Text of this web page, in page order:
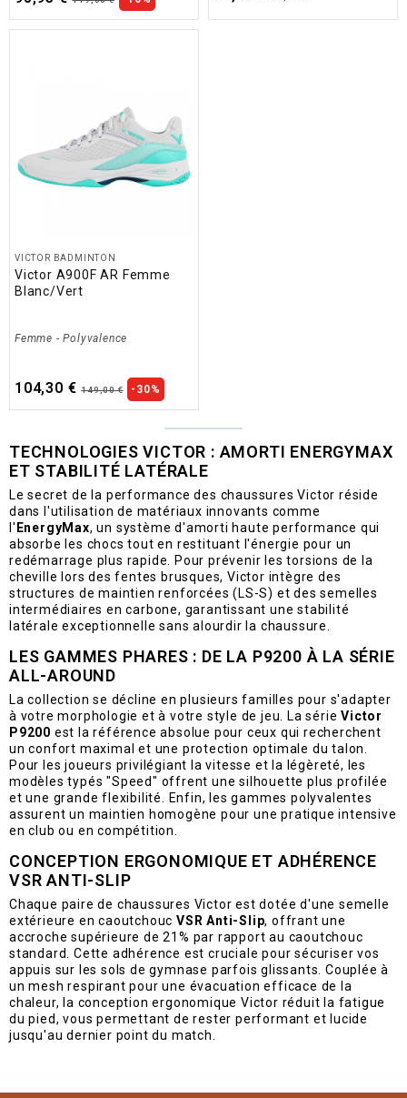
VICTOR BADMINTON
Victor A900F AR Femme
Blanc/Vert
Femme -Polyvalence
104,30 € 149,00 € -30%
TECHNOLOGIES VICTOR : AMORTI ENERGYMAX
ET STABILITÉ LATÉRALE
Le secret de la performance des chaussures Victor réside
dans l'utilisation de matériaux innovants comme
l'EnergyMax, un système d'amorti haute performance qui
absorbe les chocs tout en restituant l'énergie pour un
redémarrage plus rapide. Pour prévenir les torsions de la
cheville lors des fentes brusques, Victor intègre des
structures de maintien renforcées (LS-S) et des semelles
intermédiaires en carbone, garantissant une stabilité
latérale exceptionnelle sans alourdir la chaussure.
LES GAMMES PHARES : DE LA P9200 À LA SÉRIE
ALL-AROUND
La collection se décline en plusieurs familles pour s'adapter
à votre morphologie et à votre style de jeu. La sérieVictor
P9200 est la référence absolue pour ceux qui recherchent
un confort maximal et une protection optimale du talon.
Pour les joueurs privilégiant la vitesse et la légèreté, les
modèles typés "Speed" offrent une silhouette plus profilée
et une grande flexibilité. Enfin, les gammes polyvalentes
assurent un maintien homogène pour une pratique intensive
en club ou en compétition.
CONCEPTION ERGONOMIQUE ET ADHÉRENCE
VSR ANTI-SLIP
Chaque paire de chaussures Victor est dotée d'une semelle
extérieure en caoutchoucVSR Anti-Slip, offrant une
accroche supérieure de 21% par rapport au caoutchouc
standard. Cette adhérence est cruciale pour sécuriser vos
appuis sur les sols de gymnase parfois glissants. Couplée à
un mesh respirant pour une évacuation efficace de la
chaleur, la conception ergonomique Victor réduit la fatigue
du pied, vous permettant de rester performant et lucide
jusqu'au dernier point du match.